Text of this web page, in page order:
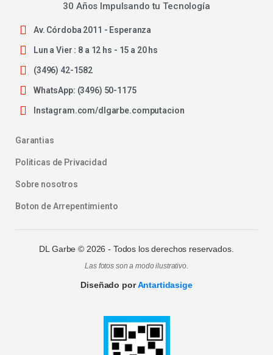
30 Años Impulsando tu Tecnología
Av. Córdoba 2011 - Esperanza
Lun a Vier : 8 a 12 hs - 15 a 20 hs
(3496) 42-1582
WhatsApp: (3496) 50-1175
Instagram.com/dlgarbe.computacion
Garantias
Politicas de Privacidad
Sobre nosotros
Boton de Arrepentimiento
DL Garbe © 2026 - Todos los derechos reservados.
Las fotos son a modo ilustrativo.
Diseñado porAntartidasige